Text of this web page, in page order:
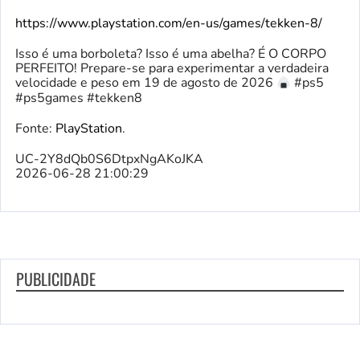
https://www.playstation.com/en-us/games/tekken-8/
Isso é uma borboleta? Isso é uma abelha? É O CORPO
PERFEITO! Prepare-se para experimentar a verdadeira
velocidade e peso em 19 de agosto de 2026
#ps5
#ps5games #tekken8
Fonte: PlayStation.
UC-2Y8dQb0S6DtpxNgAKoJKA
2026-06-28 21:00:29
PUBLICIDADE